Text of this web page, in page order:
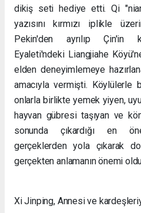
dikiş seti hediye etti. Qi
yazısını kırmızı iplikle
Pekin'den ayrılıp Çin'in
Eyaleti'ndeki Liangjiahe
elden deneyimlemeye
amacıyla vermişti. Köylülerle
onlarla birlikte yemek yiyen,
hayvan gübresi taşıyan ve
sonunda çıkardığı en
gerçeklerden yola çıkarak
gerçekten anlamanın önemi
Xi Jinping, Annesi ve